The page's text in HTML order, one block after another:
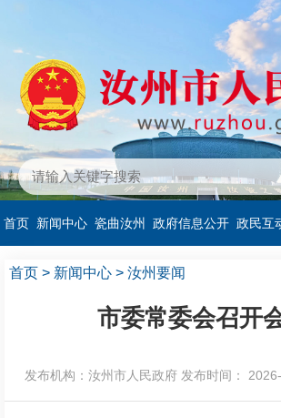
首页 新闻中心 瓷曲汝州 政府信息公开 政民互
首页 > 新闻中心 > 汝州要闻
市委常委会召开
发布机构：汝州市人民政府 发布时间：